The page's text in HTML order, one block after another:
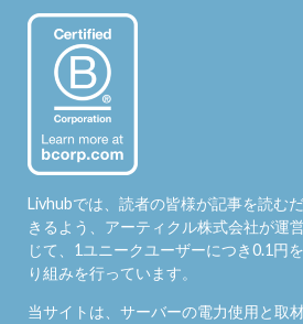
Livhubでは、読者の皆様が記事を読む
きるよう、アーティクル株式会社が運
じて、1ユニークユーザーにつき0.1円
り組みを行っています。
当サイトは、サーバーの電力使用と取